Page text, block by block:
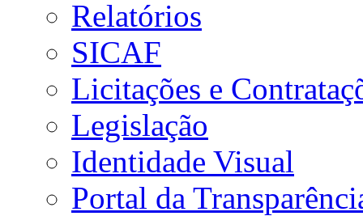
Relatórios
SICAF
Licitações e
Legislação
Identidade Visual
Portal da